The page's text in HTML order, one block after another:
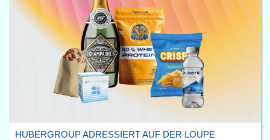
HUBERGROUP ADRESSIERT AUF DER LOUPE